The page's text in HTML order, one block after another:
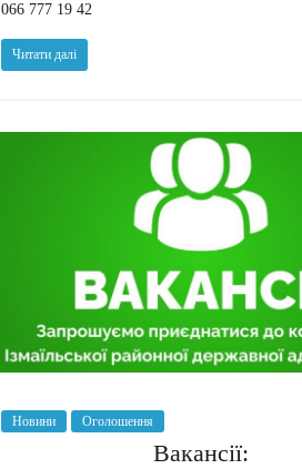
066 777 19 42
Читати далі
Новини Оголошення
Вакансії: